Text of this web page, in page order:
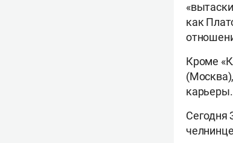
как
Кроме
Сегодня